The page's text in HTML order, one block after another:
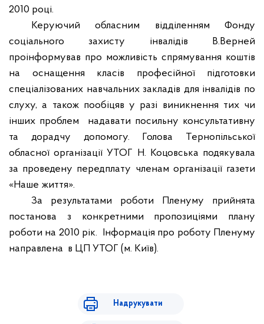
2010 році.
Керуючий обласним відділенням Фонду
соціального захисту інвалідів В.Верней
проінформував про можливість спрямування коштів
на оснащення класів професійної підготовки
спеціалізованих навчальних закладів для інвалідів по
слуху, а також пообіцяв у разі виникнення тих чи
інших проблем
надавати посильну консультативну
та дорадчу допомогу. Голова Тернопільської
обласної організації УТОГ Н. Коцовська подякувала
за проведену передплату членам організації газети
«Наше життя».
За результатами роботи Пленуму прийнята
постанова з конкретними пропозиціями плану
роботи на 2010 рік. Інформація про роботу Пленуму
направлена в ЦП УТОГ (м. Київ).
Надрукувати